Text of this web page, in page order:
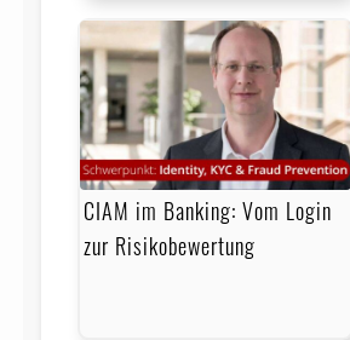
CIAM im Banking: Vom Login
zur Risikobewertung